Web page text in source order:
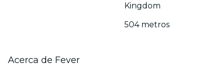
Kingdom
504 metros
Acerca de Fever